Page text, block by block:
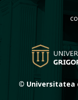
© Universitatea